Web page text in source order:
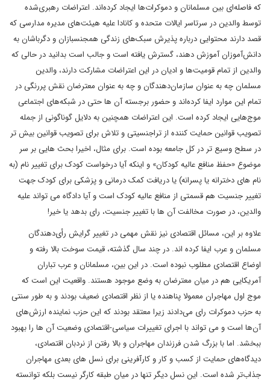
که فاصله‌ای بین مسلمانان و دموکرات‌ها ایجاد کرده‌اند. اعتراضات رهبری‌شده
توسط والدین در سرتاسر ایالات متحده و کانادا علیه هیئت‌های مدیره مدارسی که
قصد دارند محتوایی درباره پذیرش سبک‌های زندگی همجنسبازان و دگرباشان به
دانش‌آموزان آموزش دهند، گسترش یافته است و جالب است بدانید در حالی که
والدین از تمام قومیت‌ها و ادیان در این اعتراضات مشارکت دارند، والدین
مسلمان چه به عنوان سازمان‌دهندگان و چه به عنوان معترضان نقش پررنگی در
تمام این موارد ایفا کرده‌اند و حضور برجسته آن ها حتی در شبکه‌های اجتماعی
موج‌هایی ایجاد کرده است. این اعتراضات همچنین به دلایل گوناگونی از جمله
تصویب قوانین حمایت کننده از تراجنسیتی و تلاش برای تصویب قوانین بیش تر
در سطح وسیع تر در کل جامعه بوده است. برای مثال، اخیرا بحث هایی بر سر
موضوع «حفظ منافع عالیه کودکان» و اینکه آیا درخواست کودک برای تغییر نام (به
نام های دخترانه یا پسرانه) یا دریافت کمک درمانی و پزشکی برای کودک جهت
تغییر جنسیت هم قسمتی از منافع عالیه کودک است و آیا دادگاه می تواند علیه
والدین، در صورت مخالفت آن ها با تغییر جنسیت، رای بدهد یا خیر!
علاوه بر این، مسائل اقتصادی نیز نقش مهمی در تغییر گرایش رأی‌دهندگان
مسلمان و عرب ایفا کرده اند. در چند سال گذشته، قیمت سوخت بالا رفته و
اوضاع اقتصادی مطلوب نبوده است. در این بین، مسلمانان و عرب تباران
آمریکایی هم در میان معترضان به وضع موجود هستند. واقعیت این است که
موج اول مهاجران معمولا پناهنده یا از نظر اقتصادی ضعیف بودند و به طور سنتی
به حزب دموکرات رای می‌دادند زیرا معتقد بودند که این حزب نماینده ارزش‌های
آن‌ها است و می تواند با اجرای تغییرات سیاسی-اقتصادی وضعیت آن ها را بهبود
ببخشد. اما با بزرگ شدن فرزندان مهاجران و بالا رفتن از نردبان اقتصادی،
دیدگاه‌های حمایت از کسب و کار و کارآفرینی برای نسل های بعدی مهاجران
جذاب‌تر شده است. این نسل دیگر تنها در میان طبقه کارگر نیست بلکه توانسته